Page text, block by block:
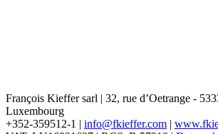
François Kieffer sarl | 32, rue d’Oetrange -
Luxembourg
+352-359512-1 | info@fkieffer.com |